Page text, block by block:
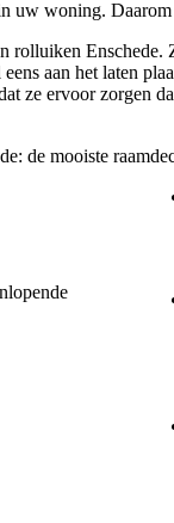
woning.
aan het laten
ze ervoor zorgen
de mooiste